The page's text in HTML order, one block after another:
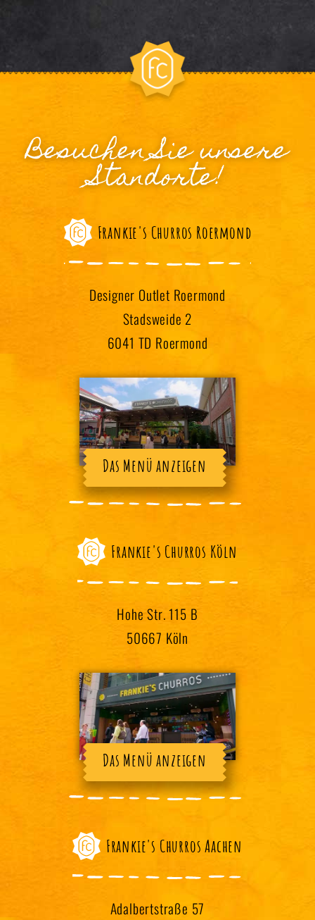
Besuchen Sie unsere
Standorte!
Frankie's Churros Roermond
Designer Outlet Roermond
Stadsweide 2
6041 TD Roermond
Das Menü anzeigen
Frankie's Churros Köln
Hohe Str. 115 B
50667 Köln
Das Menü anzeigen
Frankie's Churros Aachen
Adalbertstraße 57